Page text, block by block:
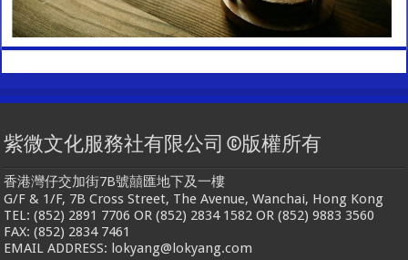
紫微文化服務社有限公司 ©版權所有
香港灣仔交加街7B號囍匯地下及一樓
G/F & 1/F, 7B Cross Street, The Avenue, Wanchai, Hong Kong
TEL: (852) 2891 7706 OR (852) 2834 1582 OR (852) 9883 3560
FAX: (852) 2834 7461
EMAIL ADDRESS: lokyang@lokyang.com